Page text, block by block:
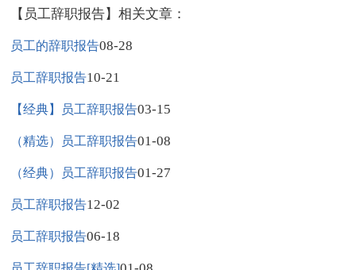
【员工辞职报告】相关文章：
员工的辞职报告08-28
员工辞职报告10-21
【经典】员工辞职报告03-15
（精选）员工辞职报告01-08
（经典）员工辞职报告01-27
员工辞职报告12-02
员工辞职报告06-18